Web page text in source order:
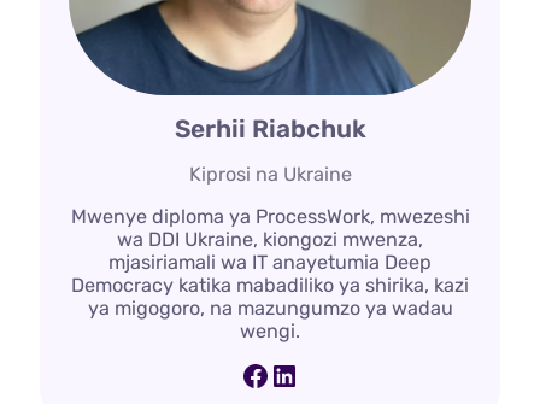
Serhii Riabchuk
Kiprosi na Ukraine
Mwenye diploma ya ProcessWork, mwezeshi
wa DDI Ukraine, kiongozi mwenza,
mjasiriamali wa IT anayetumia Deep
Democracy katika mabadiliko ya shirika, kazi
ya migogoro, na mazungumzo ya wadau
wengi.
Facebook
LinkedIn